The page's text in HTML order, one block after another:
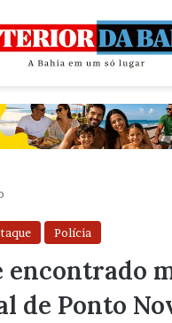
Polícia
encontrado
de Ponto